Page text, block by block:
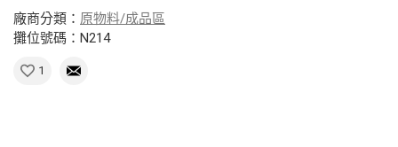
廠商分類： 原物料/成品區
攤位號碼：N214
1